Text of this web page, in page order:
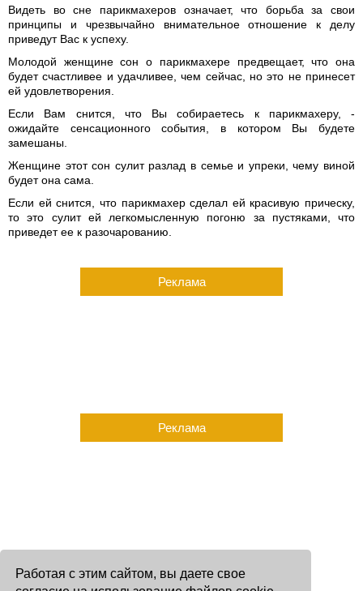
Работая с этим сайтом, вы даете свое
Видеть во сне парикмахеров означает, что борьба за свои
принципы и чрезвычайно внимательное отношение к делу
приведут Вас к успеху.
Молодой женщине сон о парикмахере предвещает, что она
будет счастливее и удачливее, чем сейчас, но это не принесет
ей удовлетворения.
Если Вам снится, что Вы собираетесь к парикмахеру, -
ожидайте сенсационного события, в котором Вы будете
замешаны.
Женщине этот сон сулит разлад в семье и упреки, чему виной
будет она сама.
Если ей снится, что парикмахер сделал ей красивую прическу,
то это сулит ей легкомысленную погоню за пустяками, что
приведет ее к разочарованию.
Реклама
Реклама